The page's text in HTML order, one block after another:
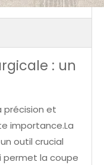
: un
précision et
importance.La
outil crucial
permet la coupe